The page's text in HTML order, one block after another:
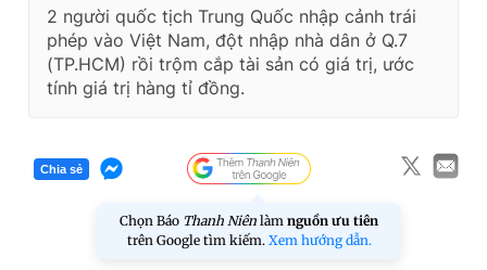
2 người quốc tịch Trung Quốc nhập cảnh trái
phép vào Việt Nam, đột nhập nhà dân ở Q.7
(TP.HCM) rồi trộm cắp tài sản có giá trị, ước
tính giá trị hàng tỉ đồng.
Chia sẻ
Chọn Báo Thanh Niên làm nguồn ưu tiên
trên Google tìm kiếm. Xem hướng dẫn.